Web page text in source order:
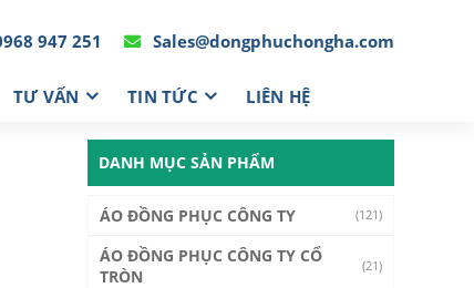
947 251 Sales@dongphuchongha.com
TƯ VẤN TIN TỨC LIÊN HỆ
DANH MỤC SẢN PHẨM
ÁO ĐỒNG PHỤC CÔNG TY (121)
ÁO ĐỒNG PHỤC CÔNG TY CỔ
TRÒN
(21)